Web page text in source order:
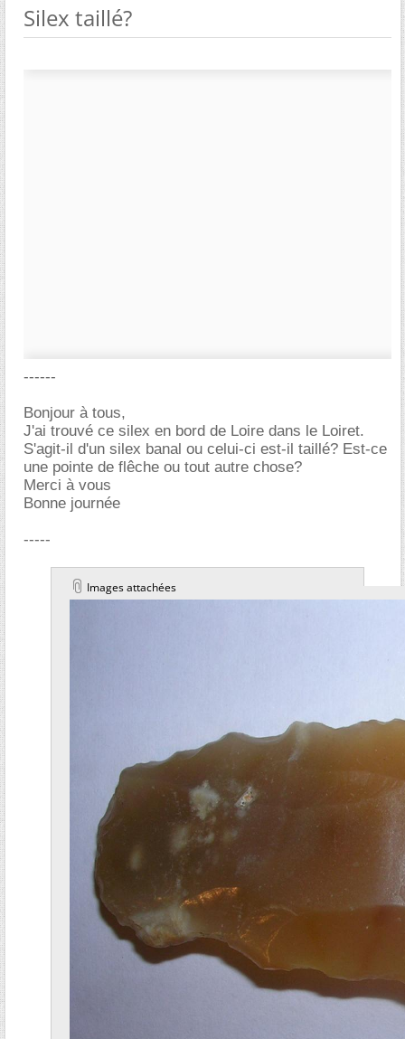
Silex taillé?
------
Bonjour à tous,
J'ai trouvé ce silex en bord de Loire dans le Loiret.
S'agit-il d'un silex banal ou celui-ci est-il taillé? Est-ce
une pointe de flêche ou tout autre chose?
Merci à vous
Bonne journée
-----
Images attachées